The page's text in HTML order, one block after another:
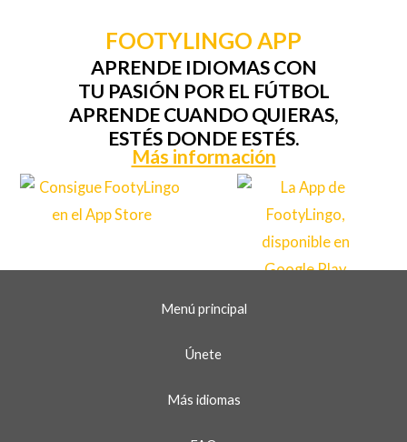
FOOTYLINGO APP
APRENDE IDIOMAS CON
TU PASIÓN POR EL FÚTBOL
APRENDE CUANDO QUIERAS,
ESTÉS DONDE ESTÉS.
Más información
Menú principal
Únete
Más idiomas